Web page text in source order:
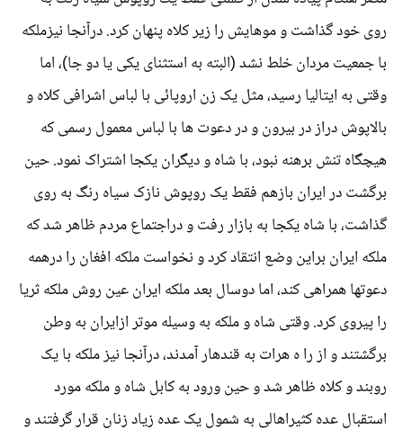
روی خود گذاشت و موهایش را زیر کلاه پنهان کرد. درآنجا نیزملکه
با جمعیت مردان خلط نشد (البته به استثنای یکی یا دو جا)، اما
وقتی به ایتالیا رسید، مثل یک زن اروپائی با لباس اشرافی کلاه و
بالاپوش دراز در بیرون و در دعوت ها با لباس معمول رسمی که
هیچگاه تنش برهنه نبود، با شاه و دیگران یکجا اشتراک نمود. حین
برگشت در ایران بازهم فقط یک روپوش نازک سیاه رنگ به روی
گذاشت، با شاه یکجا به بازار رفت و دراجتماع مردم ظاهر شد که
ملکه ایران براین وضع انتقاد کرد و نخواست ملکه افغان را درهمه
دعوتها همراهی کند، اما دوسال بعد ملکه ایران عین روش ملکه ثریا
را پیروی کرد. وقتی شاه و ملکه به وسیله موتر ازایران به وطن
برگشتند و از را ه هرات به قندهار آمدند، درآنجا نیز ملکه با یک
روبند و کلاه ظاهر شد و حین ورود به کابل شاه و ملکه مورد
استقبال عده کثیراهالی به شمول یک عده زیاد زنان قرار گرفتند و